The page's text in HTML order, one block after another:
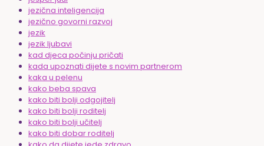
jezična inteligencija
jezično govorni razvoj
jezik
jezik ljubavi
kad djeca počinju pričati
kada upoznati dijete s novim partnerom
kaka u pelenu
kako beba spava
kako biti bolji odgojitelj
kako biti bolji roditelj
kako biti bolji učitelj
kako biti dobar roditelj